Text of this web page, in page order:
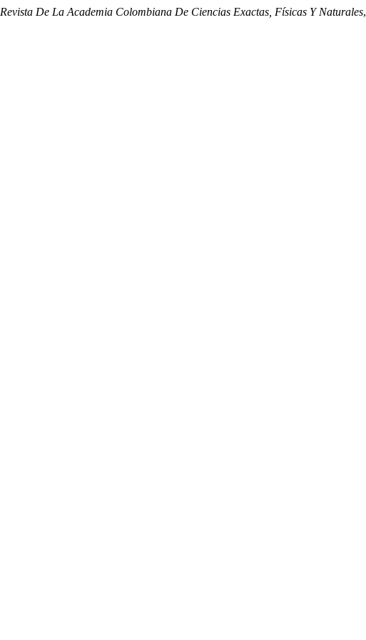
Revista De La Academia Colombiana De Ciencias Exactas, Físicas Y Naturales,